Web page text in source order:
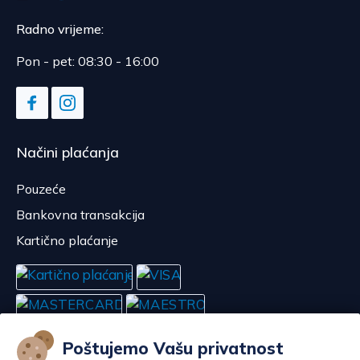
Poštujemo Vašu privatnost
Radno vrijeme:
Pon - pet: 08:30 - 16:00
Načini plaćanja
Pouzeće
Bankovna transakcija
Kartično plaćanje